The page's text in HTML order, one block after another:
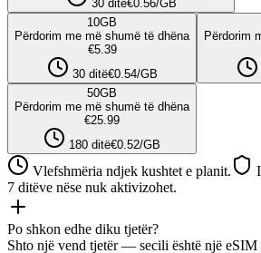
30 ditë€0.56/GB
10GB
Përdorim me më shumë të dhëna
€5.39
30 ditë€0.54/GB
Përdorim
50GB
Përdorim me më shumë të dhëna
€25.99
180 ditë€0.52/GB
Vlefshmëria ndjek kushtet e planit.
7 ditëve nëse nuk aktivizohet.
Po shkon edhe diku tjetër?
Shto një vend tjetër — secili është një eSIM